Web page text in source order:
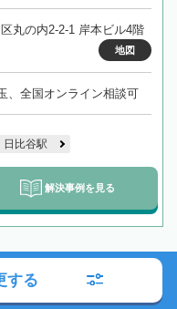
丸の内2-2-1 岸本ビル4階
地図
、全国オンライン相談可
日比谷駅
解決事例を見る
事務所
する